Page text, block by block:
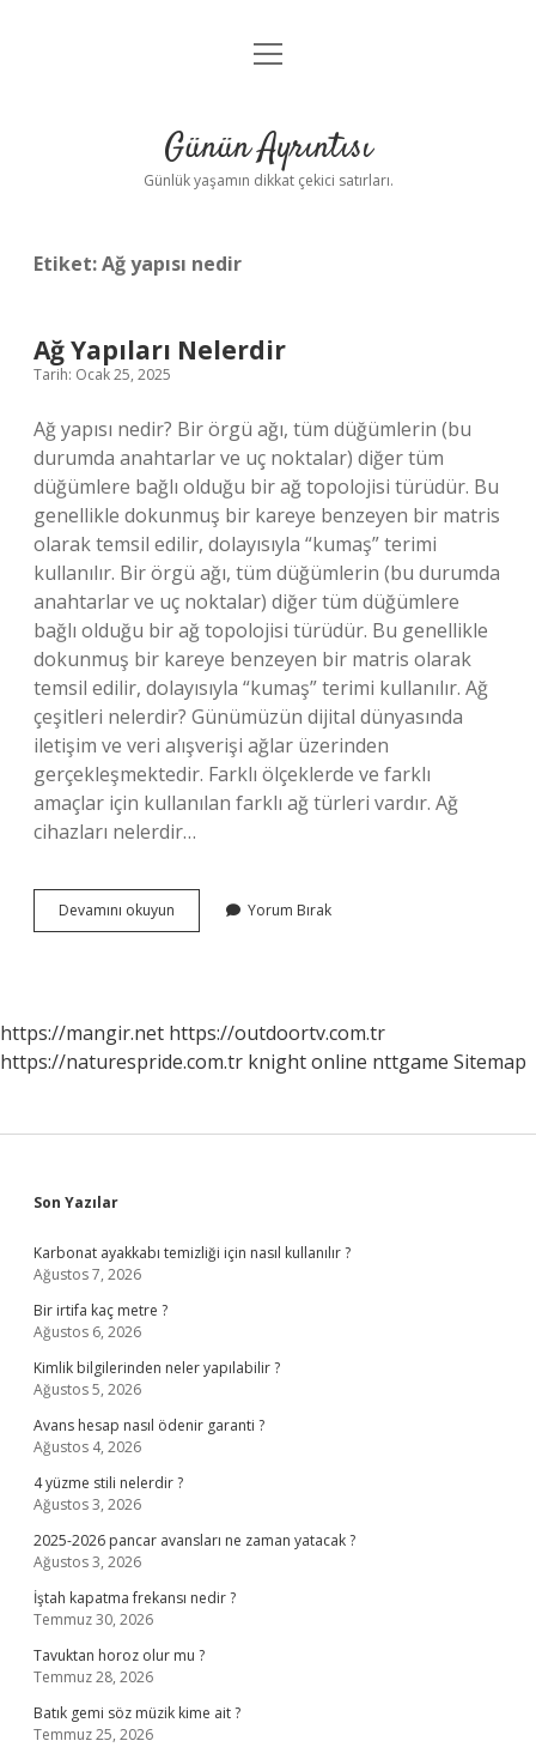
Anasayfa
Yasal Uyarı
menüyü
Günün Ayrıntısı
Günlük yaşamın dikkat çekici satırları.
Etiket:Ağ yapısı nedir
Ağ Yapıları Nelerdir
Tarih: Ocak 25, 2025
Ağ yapısı nedir? Bir örgü ağı, tüm düğümlerin (bu
durumda anahtarlar ve uç noktalar) diğer tüm
düğümlere bağlı olduğu bir ağ topolojisi türüdür. Bu
genellikle dokunmuş bir kareye benzeyen bir matris
olarak temsil edilir, dolayısıyla “kumaş” terimi
kullanılır. Bir örgü ağı, tüm düğümlerin (bu durumda
anahtarlar ve uç noktalar) diğer tüm düğümlere
bağlı olduğu bir ağ topolojisi türüdür. Bu genellikle
dokunmuş bir kareye benzeyen bir matris olarak
temsil edilir, dolayısıyla “kumaş” terimi kullanılır. Ağ
çeşitleri nelerdir? Günümüzün dijital dünyasında
iletişim ve veri alışverişi ağlar üzerinden
gerçekleşmektedir. Farklı ölçeklerde ve farklı
amaçlar için kullanılan farklı ağ türleri vardır. Ağ
cihazları nelerdir…
Devamını okuyun
Yapıları
Yorum Bırak
https://mangir.net https://outdoortv.com.tr
https://naturespride.com.tr knight online nttgame Sitemap
Sidebar
Son Yazılar
Karbonat ayakkabı temizliği için nasıl kullanılır ?
Ağustos 7, 2026
Bir irtifa kaç metre ?
Ağustos 6, 2026
Kimlik bilgilerinden neler yapılabilir ?
Ağustos 5, 2026
Avans hesap nasıl ödenir garanti ?
Ağustos 4, 2026
4 yüzme stili nelerdir ?
Ağustos 3, 2026
2025-2026 pancar avansları ne zaman yatacak ?
Ağustos 3, 2026
İştah kapatma frekansı nedir ?
Temmuz 30, 2026
Tavuktan horoz olur mu ?
Temmuz 28, 2026
Batık gemi söz müzik kime ait ?
Temmuz 25, 2026